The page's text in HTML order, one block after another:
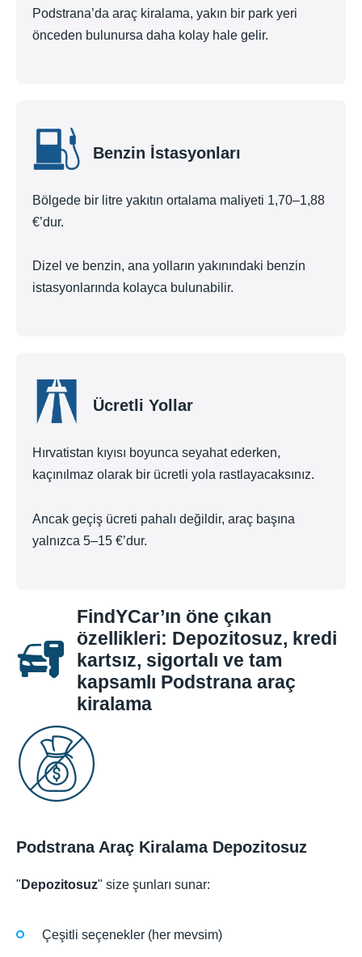
Podstrana’da araç kiralama, yakın bir park yeri
önceden bulunursa daha kolay hale gelir.
Benzin İstasyonları
Bölgede bir litre yakıtın ortalama maliyeti 1,70–1,88
€’dur.
Dizel ve benzin, ana yolların yakınındaki benzin
istasyonlarında kolayca bulunabilir.
Ücretli Yollar
Hırvatistan kıyısı boyunca seyahat ederken,
kaçınılmaz olarak bir ücretli yola rastlayacaksınız.
Ancak geçiş ücreti pahalı değildir, araç başına
yalnızca 5–15 €’dur.
FindYCar’ın öne çıkan
özellikleri: Depozitosuz, kredi
kartsız, sigortalı ve tam
kapsamlı Podstrana araç
kiralama
Podstrana Araç Kiralama Depozitosuz
" Depozitosuz" size şunları sunar:
Çeşitli seçenekler (her mevsim)